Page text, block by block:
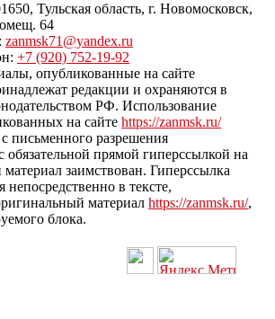
Тульская область, г. Новомосковск,
64
zanmsk71@yandex.ru
+7 (920) 752-19-92
опубликованные на сайте
редакции и охраняются в
РФ. Использование
на сайте https://zanmsk.ru/
с письменного разрешения
обязательной прямой гиперссылкой на
материал заимствован. Гиперссылка
непосредственно в тексте,
материал https://zanmsk.ru/,
блока.